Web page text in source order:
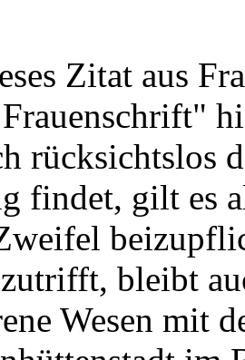
Zitat aus
rücksichtslos
findet, gilt es
bleibt
Wesen mit